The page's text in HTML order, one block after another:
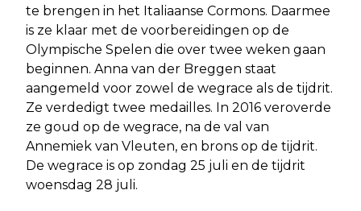
te brengen in het Italiaanse Cormons. Daarmee
is ze klaar met de voorbereidingen op de
Olympische Spelen die over twee weken gaan
beginnen. Anna van der Breggen staat
aangemeld voor zowel de wegrace als de tijdrit.
Ze verdedigt twee medailles. In 2016 veroverde
ze goud op de wegrace, na de val van
Annemiek van Vleuten, en brons op de tijdrit.
De wegrace is op zondag 25 juli en de tijdrit
woensdag 28 juli.